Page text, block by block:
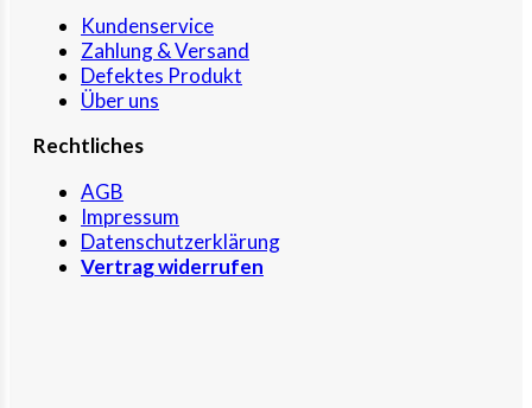
Kundenservice
Zahlung & Versand
Defektes Produkt
Über uns
Rechtliches
AGB
Impressum
Datenschutzerklärung
Vertrag widerrufen